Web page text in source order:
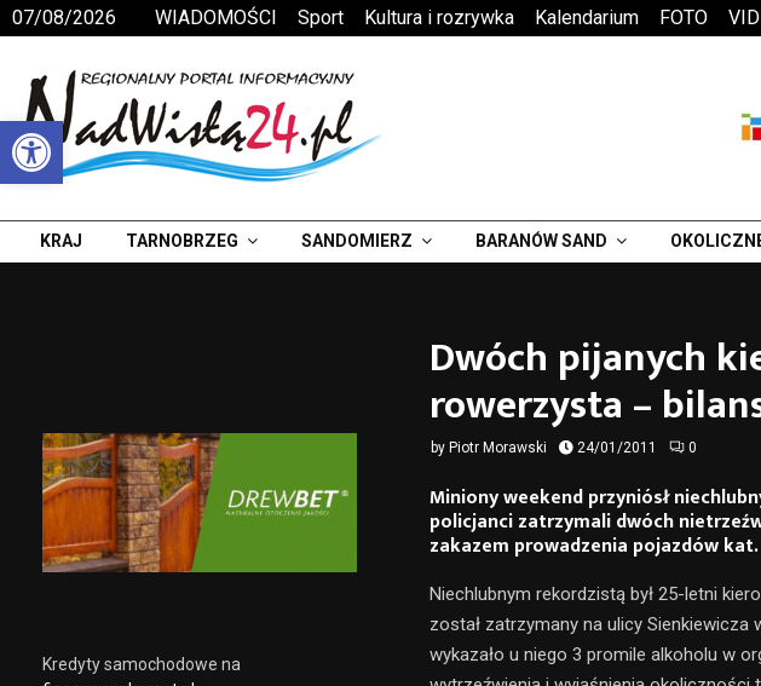
Otwórz pasek narzędzi
07/08/2026 WIADOMOŚCI Sport Kultura i rozrywka Kalendarium FOTO
KRAJ TARNOBRZEG SANDOMIERZ BARANÓW SAND
Dwóch pijanych
rowerzysta –
by Piotr Morawski 24/01/2011 0
Miniony weekend przyniósł
policjanci zatrzymali dwóch
zakazem prowadzenia pojazdów
Niechlubnym rekordzistą był 25-letni
został zatrzymany na ulicy Sienkiewicza
wykazało u niego 3 promile alkoholu w
Kredyty samochodowe na